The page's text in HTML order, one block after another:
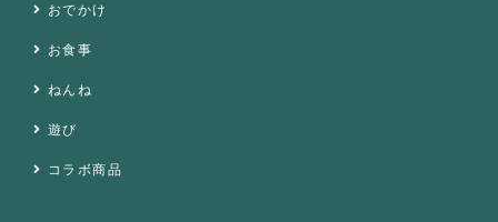
おでかけ
お食事
ねんね
遊び
コラボ商品